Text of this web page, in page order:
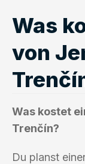
Was
von
Was kostet
Trenčín?
Du planst